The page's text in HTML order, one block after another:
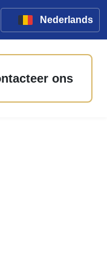
Nederlands
ons